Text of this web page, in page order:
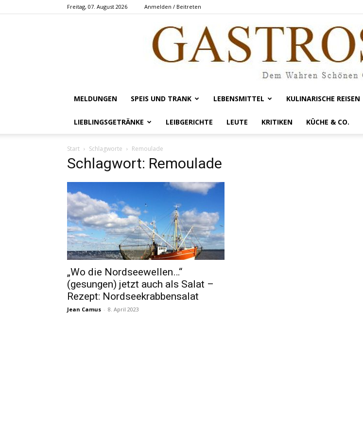
Freitag, 07. August 2026 Anmelden / Beitreten
Gastrosofie
MELDUNGEN SPEIS UND TRANK LEBENSMITTEL KULINARISCHE REISEN
LIEBLINGSGETRÄNKE LEIBGERICHTE LEUTE KRITIKEN KÜCHE & CO.
Start Schlagworte Remoulade
Schlagwort: Remoulade
„Wo die Nordseewellen…“
(gesungen) jetzt auch als Salat –
Rezept: Nordseekrabbensalat
Jean Camus - 8. April 2023